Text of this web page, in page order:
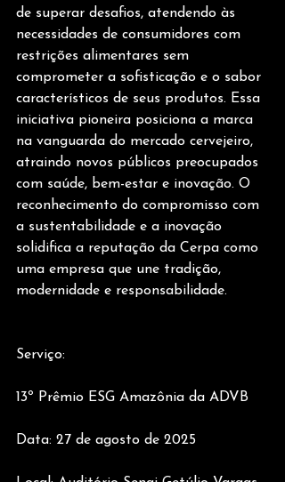
de superar desafios, atendendo às
necessidades de consumidores com
restrições alimentares sem
comprometer a sofisticação e o sabor
característicos de seus produtos. Essa
iniciativa pioneira posiciona a marca
na vanguarda do mercado cervejeiro,
atraindo novos públicos preocupados
com saúde, bem-estar e inovação. O
reconhecimento do compromisso com
a sustentabilidade e a inovação
solidifica a reputação da Cerpa como
uma empresa que une tradição,
modernidade e responsabilidade.
Serviço:
13º Prêmio ESG Amazônia da ADVB
Data: 27 de agosto de 2025